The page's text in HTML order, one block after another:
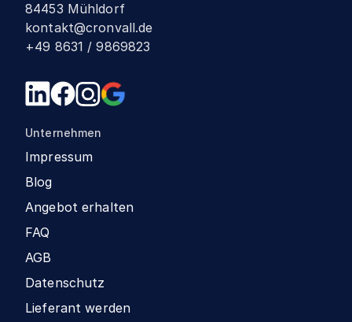
84453 Mühldorf
kontakt@cronvall.de
+49 8631 / 9869823
Unternehmen
Impressum
Blog
Angebot erhalten
FAQ
AGB
Datenschutz
Lieferant werden